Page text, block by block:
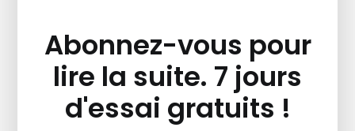
Abonnez-vous pour
lire la suite. 7 jours
d'essai gratuits !